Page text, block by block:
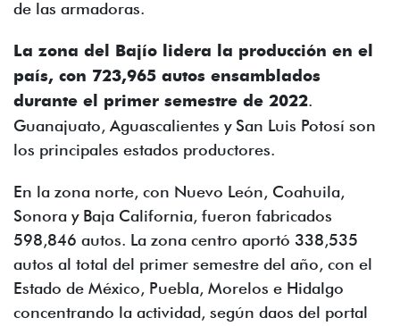
de las armadoras.
La zona del Bajío lidera la producción en el
país, con 723,965 autos ensamblados
durante el primer semestre de 2022.
Guanajuato, Aguascalientes y San Luis Potosí son
los principales estados productores.
En la zona norte, con Nuevo León, Coahuila,
Sonora y Baja California, fueron fabricados
598,846 autos. La zona centro aportó 338,535
autos al total del primer semestre del año, con el
Estado de México, Puebla, Morelos e Hidalgo
concentrando la actividad, según daos del portal